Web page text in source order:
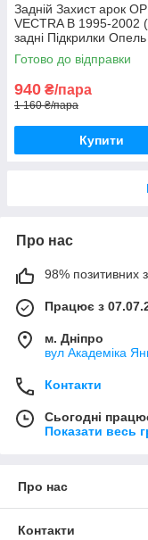
Задній Захист арок
VECTRA B 1995-2002
задні Підкрилки Опель
Вектра Б пара задніх
Готово до відправки
940 ₴/пара
1 160 ₴/пара
Купити
Про нас
98% позитивних з
Працює з
м. Дніпро
вул Академіка
Контакти
Сьогодні
Показати весь
Про нас
Контакти